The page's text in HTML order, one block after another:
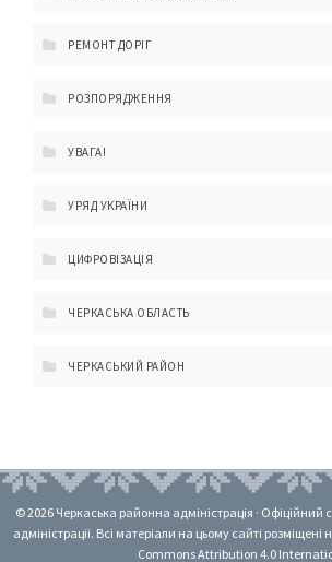
РЕМОНТ ДОРІГ
РОЗПОРЯДЖЕННЯ
УВАГА!
УРЯД УКРАЇНИ
ЦИФРОВІЗАЦІЯ
ЧЕРКАСЬКА ОБЛАСТЬ
ЧЕРКАСЬКИЙ РАЙОН
© 2026 Черкаська районна адміністрація · Офіційний
адміністрації. Всі матеріали на цьому сайті розміщені
Commons Attribution 4.0